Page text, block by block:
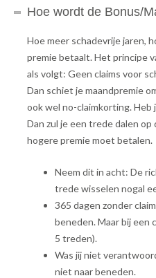
Hoe wordt de Bonus/
Hoe meer schadevrije jaren,
premie betaalt. Het principe
als volgt: Geen claims voor
Dan schiet je maandpremie
ook wel no-claimkorting. Heb
Dan zul je een trede dalen op
hogere premie moet betalen.
Neem dit in acht: De
trede wisselen nogal
365 dagen zonder
beneden. Maar bij een
5 treden).
Was jij niet
niet naar beneden.